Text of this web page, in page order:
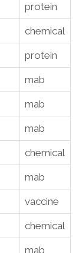
protein
chemical
protein
mab
mab
mab
chemical
mab
vaccine
chemical
mab